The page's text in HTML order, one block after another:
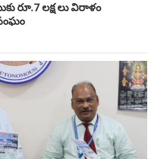
రూ.7 లక్ష లు విరాళం